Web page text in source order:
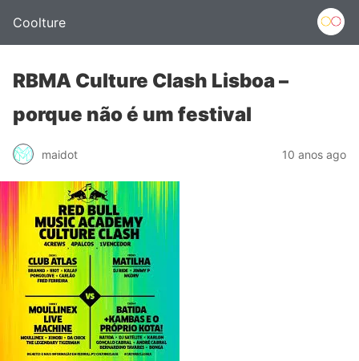
Coolture
RBMA Culture Clash Lisboa –
porque não é um festival
maidot 10 anos ago